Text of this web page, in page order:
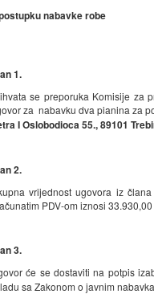
nabavke robe
1.
se preporuka Komisije za
za nabavku dva pianina za
I Oslobodioca 55., 89101
2.
vrijednost ugovora iz
PDV-om iznosi 33.930,00
3.
će se dostaviti na potpis
sa Zakonom o javnim